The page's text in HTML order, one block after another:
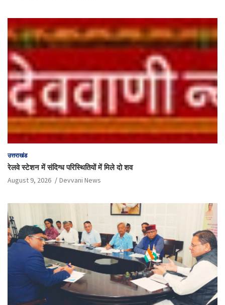
उत्तराखंड
रेलवे स्टेशन में संदिग्ध परिस्थितियों में मिले दो शव
August 9, 2026 Devvani News